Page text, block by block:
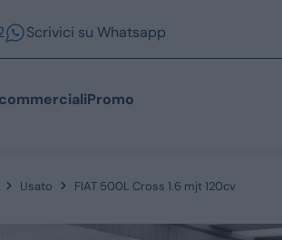
Scrivici su Whatsapp
Promo
Usato FIAT 500L Cross 1.6 mjt 120cv